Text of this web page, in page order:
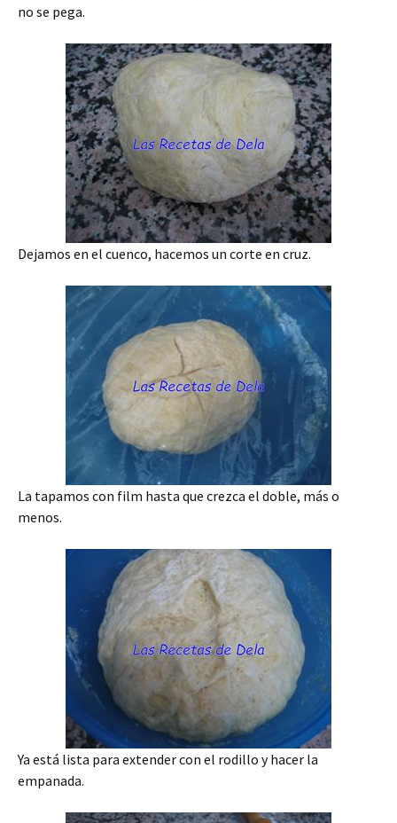
no se pega.
Dejamos en el cuenco, hacemos un corte en cruz.
La tapamos con film hasta que crezca el doble, más o
menos.
Ya está lista para extender con el rodillo y hacer la
empanada.